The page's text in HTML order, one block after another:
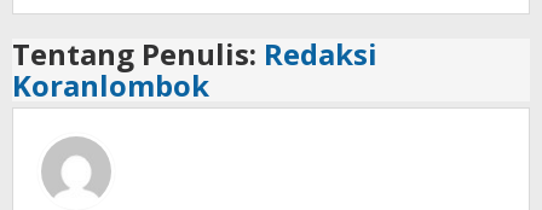
Tentang Penulis: Redaksi
Koranlombok